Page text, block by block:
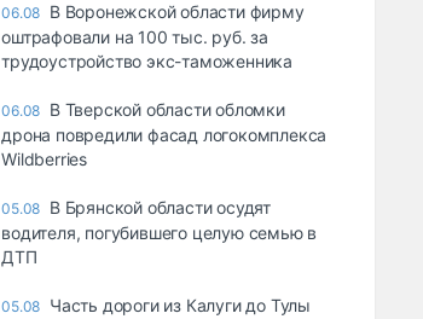
06.08 В Воронежской области фирму
оштрафовали на 100 тыс. руб. за
трудоустройство экс-таможенника
06.08 В Тверской области обломки
дрона повредили фасад логокомплекса
Wildberries
05.08 В Брянской области осудят
водителя, погубившего целую семью в
ДТП
05.08 Часть дороги из Калуги до Тулы